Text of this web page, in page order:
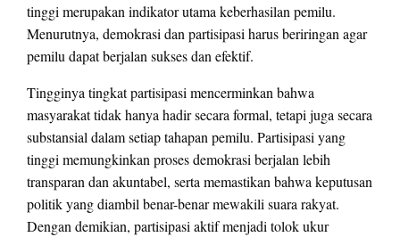
tinggi merupakan indikator utama keberhasilan pemilu.
Menurutnya, demokrasi dan partisipasi harus beriringan agar
pemilu dapat berjalan sukses dan efektif.
Tingginya tingkat partisipasi mencerminkan bahwa
masyarakat tidak hanya hadir secara formal, tetapi juga secara
substansial dalam setiap tahapan pemilu. Partisipasi yang
tinggi memungkinkan proses demokrasi berjalan lebih
transparan dan akuntabel, serta memastikan bahwa keputusan
politik yang diambil benar-benar mewakili suara rakyat.
Dengan demikian, partisipasi aktif menjadi tolok ukur